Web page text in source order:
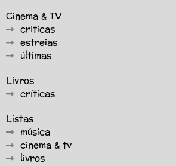
Cinema & TV
críticas
estreias
últimas
Livros
críticas
Listas
música
cinema & tv
livros